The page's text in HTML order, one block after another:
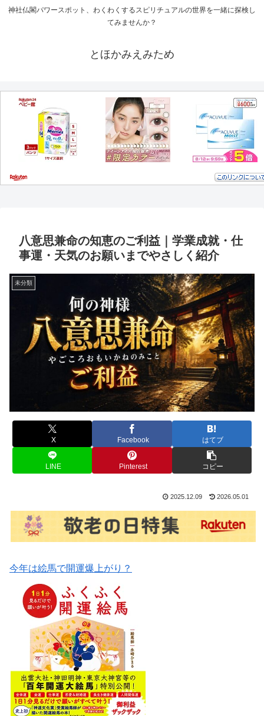
神社仏閣パワースポット、わくわくするスピリチュアルの世界を一緒に探検し
てみませんか？
とほかみえみため
八意思兼命の知恵のご利益｜学業成就・仕
事運・天気のお願いまでやさしく紹介
未分類
X Facebook はてブ
LINE Pinterest コピー
2025.12.09 2026.05.01
今年は絵馬で開運爆上がり？